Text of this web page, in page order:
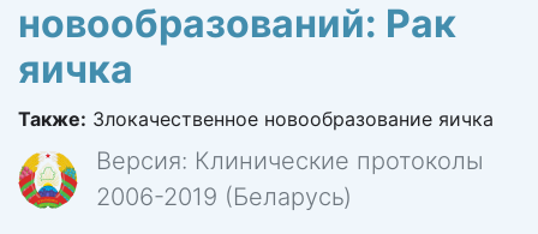
новообразований: Рак
яичка
Также: Злокачественное новообразование яичка
Версия: Клинические протоколы
2006-2019 (Беларусь)